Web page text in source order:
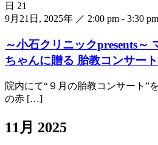
日 21
9月21日, 2025年 ／ 2:00 pm - 3:30 pm
～小石クリニックpresents～
ちゃんに贈る 胎教コンサート
院内にて“９月の胎教コンサート”
の赤 […]
11月 2025